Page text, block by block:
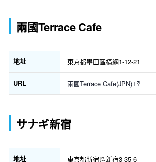
兩國Terrace Cafe
地址 東京都墨田區橫網1-12-21
URL 兩國Terrace Cafe(JPN)
サナギ新宿
地址 東京都新宿區新宿3-35-6